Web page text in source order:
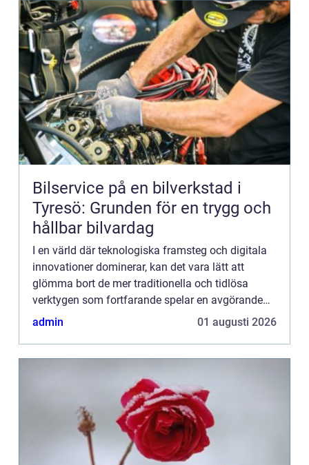
Bilservice på en bilverkstad i
Tyresö: Grunden för en trygg och
hållbar bilvardag
I en värld där teknologiska framsteg och digitala
innovationer dominerar, kan det vara lätt att
glömma bort de mer traditionella och tidlösa
verktygen som fortfarande spelar en avgörande
roll i vår dagliga säk...
admin 01 augusti 2026